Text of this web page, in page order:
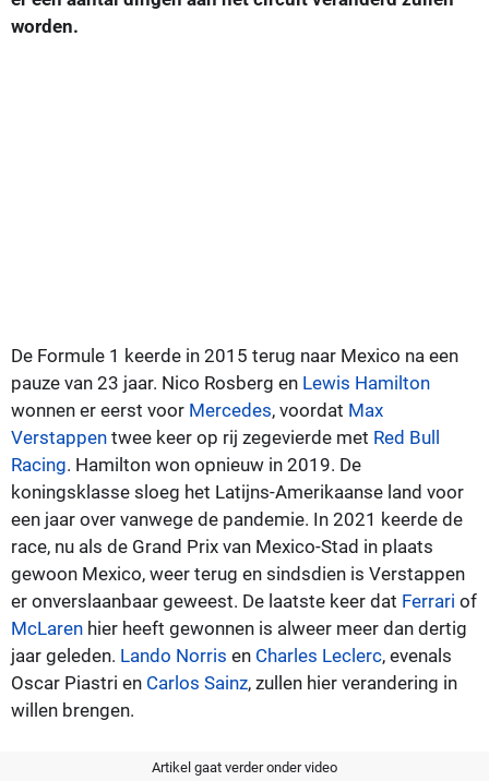
worden.
De Formule 1 keerde in 2015 terug naar Mexico na een
pauze van 23 jaar. Nico Rosberg en Lewis Hamilton
wonnen er eerst voor Mercedes, voordat Max
Verstappen twee keer op rij zegevierde met Red Bull
Racing. Hamilton won opnieuw in 2019. De
koningsklasse sloeg het Latijns-Amerikaanse land voor
een jaar over vanwege de pandemie. In 2021 keerde de
race, nu als de Grand Prix van Mexico-Stad in plaats
gewoon Mexico, weer terug en sindsdien is Verstappen
er onverslaanbaar geweest. De laatste keer dat Ferrari of
McLaren hier heeft gewonnen is alweer meer dan dertig
jaar geleden. Lando Norris en Charles Leclerc, evenals
Oscar Piastri en Carlos Sainz, zullen hier verandering in
willen brengen.
Artikel gaat verder onder video